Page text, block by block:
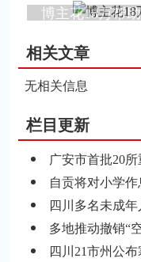
博主花18万帮
相关文章
无相关信息
栏目更新
广安市首批20
自贡将对小学
四川多名未成
多地推动撤销“
四川21市州公